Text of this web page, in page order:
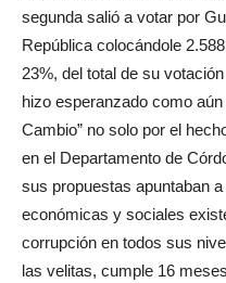
segunda salió a votar por
República colocándole
23%, del total de su
hizo esperanzado como
Cambio” no solo por el
en el Departamento de
sus propuestas apuntaban
económicas y sociales
corrupción en todos sus
las velitas, cumple 16